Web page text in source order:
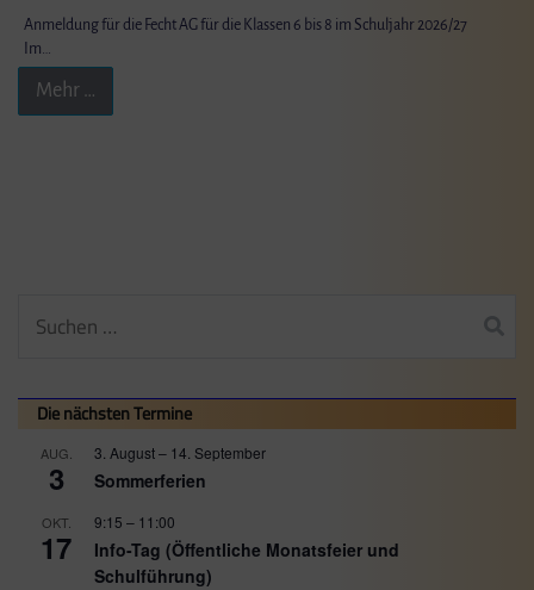
Anmeldung für die Fecht AG für die Klassen 6 bis 8 im Schuljahr 2026/27
Im…
Mehr …
nach:
Die nächsten Termine
AUG.
3
3. August– 14. September
Sommerferien
OKT.
17
9:15 – 11:00
Info-Tag (Öffentliche Monatsfeier und
Schulführung)